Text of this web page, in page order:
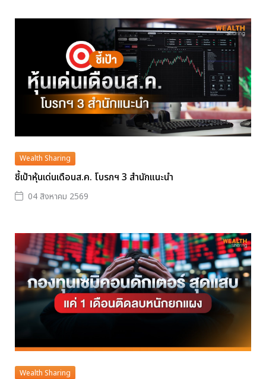
Wealth Sharing
ชี้เป้าหุ้นเด่นเดือนส.ค. โบรกฯ 3 สำนักแนะนำ
04 สิงหาคม 2569
Wealth Sharing